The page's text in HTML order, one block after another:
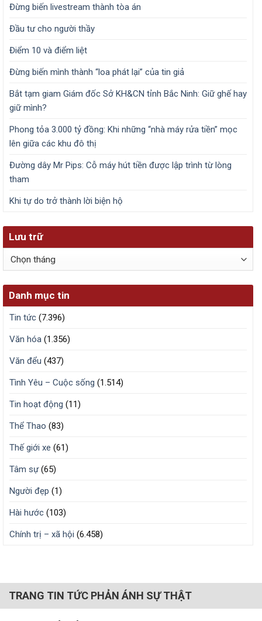
Đừng biến livestream thành tòa án
Đầu tư cho người thầy
Điểm 10 và điểm liệt
Đừng biến mình thành “loa phát lại” của tin giả
Bắt tạm giam Giám đốc Sở KH&CN tỉnh Bắc Ninh: Giữ ghế hay
giữ mình?
Phong tỏa 3.000 tỷ đồng: Khi những “nhà máy rửa tiền” mọc
lên giữa các khu đô thị
Đường dây Mr Pips: Cỗ máy hút tiền được lập trình từ lòng
tham
Khi tự do trở thành lời biện hộ
Lưu trữ
Lưu
Danh mục tin
Tin tức (7.396)
Văn hóa (1.356)
Văn đểu (437)
Tình Yêu – Cuộc sống (1.514)
Tin hoạt động (11)
Thể Thao (83)
Thế giới xe (61)
Tâm sự(65)
Người đẹp (1)
Hài hước (103)
Chính trị – xã hội (6.458)
TRANG TIN TỨC PHẢN ÁNH SỰ THẬT